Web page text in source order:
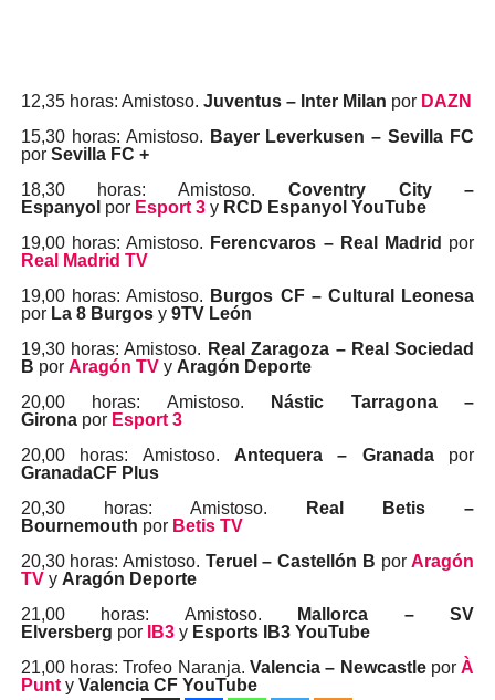
12,35 horas: Amistoso. Juventus – Inter Milan por DAZN
15,30 horas: Amistoso. Bayer Leverkusen – Sevilla FC
por Sevilla FC +
18,30 horas: Amistoso. Coventry City –
Espanyol por Esport 3y RCD Espanyol YouTube
19,00 horas: Amistoso. Ferencvaros – Real Madrid por
Real Madrid TV
19,00 horas: Amistoso. Burgos CF – Cultural Leonesa
por La 8 Burgosy 9TV León
19,30 horas: Amistoso. Real Zaragoza – Real Sociedad
B por Aragón TVy Aragón Deporte
20,00 horas: Amistoso.
Nástic Tarragona –
Girona por Esport 3
20,00 horas: Amistoso. Antequera – Granada por
GranadaCF Plus
20,30 horas: Amistoso.
Real Betis –
Bournemouth por Betis TV
20,30 horas: Amistoso. Teruel – Castellón B porAragón
TVy Aragón Deporte
21,00 horas: Amistoso.
Mallorca – SV
Elversberg por IB3y Esports IB3 YouTube
21,00 horas: Trofeo Naranja. Valencia – Newcastle porÀ
Punty Valencia CF YouTube